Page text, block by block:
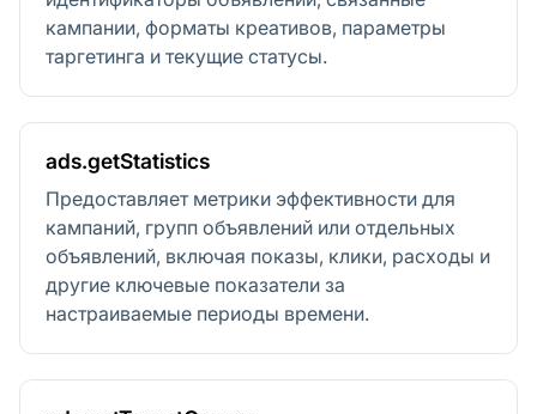
кампании, форматы креативов, параметры
таргетинга и текущие статусы.
ads.getStatistics
Предоставляет метрики эффективности для
кампаний, групп объявлений или отдельных
объявлений, включая показы, клики, расходы и
другие ключевые показатели за
настраиваемые периоды времени.